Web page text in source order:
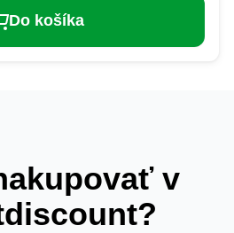
Do košíka
v